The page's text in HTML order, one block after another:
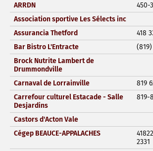
ARRDN
450-
Association sportive Les Sélects inc
Assurancia Thetford
418
Bar Bistro L'Entracte
Brock Nutrite Lambert de
Drummondville
Carnaval de Lorrainville
819
Carrefour culturel Estacade - Salle
Desjardins
819-
Castors d'Acton Vale
Cégep BEAUCE-APPALACHES
2331